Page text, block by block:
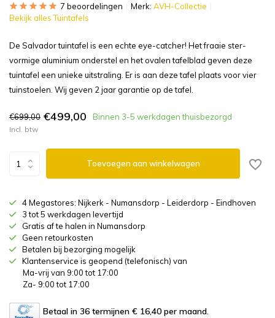
7 beoordelingen Merk: AVH-Collectie
Bekijk alles Tuintafels
De Salvador tuintafel is een echte eye-catcher! Het fraaie ster-
vormige aluminium onderstel en het ovalen tafelblad geven deze
tuintafel een unieke uitstraling. Er is aan deze tafel plaats voor vier
tuinstoelen. Wij geven 2 jaar garantie op de tafel.
€699,00 €499,00 Binnen 3-5 werkdagen thuisbezorgd
Incl. btw
Toevoegen aan winkelwagen
4 Megastores: Nijkerk - Numansdorp - Leiderdorp - Eindhoven
3 tot 5 werkdagen levertijd
Gratis af te halen in Numansdorp
Geen retourkosten
Betalen bij bezorging mogelijk
Klantenservice is geopend (telefonisch) van
Ma-vrij van 9:00 tot 17:00
Za- 9:00 tot 17:00
Betaal in 36 termijnen € 16,40 per maand.